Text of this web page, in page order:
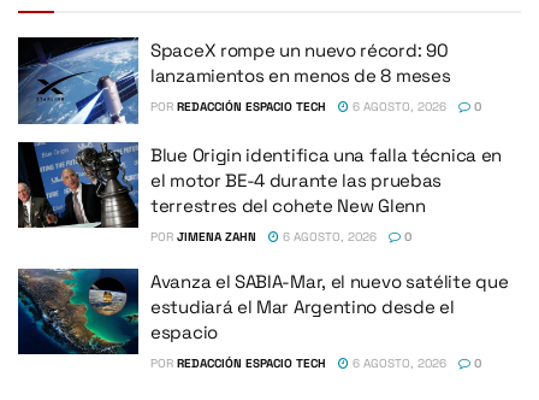
SpaceX rompe un nuevo récord: 90
lanzamientos en menos de 8 meses
POR REDACCIÓN ESPACIO TECH 6 AGOSTO, 2026 0
Blue Origin identifica una falla técnica en
el motor BE-4 durante las pruebas
terrestres del cohete New Glenn
POR JIMENA ZAHN 6 AGOSTO, 2026 0
Avanza el SABIA-Mar, el nuevo satélite que
estudiará el Mar Argentino desde el
espacio
POR REDACCIÓN ESPACIO TECH 6 AGOSTO, 2026 0